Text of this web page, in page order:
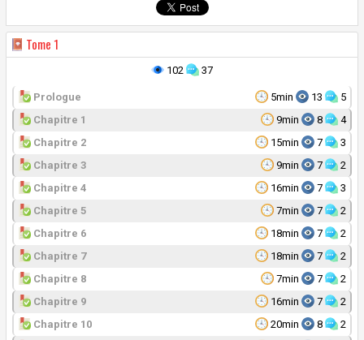
Tome 1
102 37
5min 13 5
Prologue
9min
8 4
Chapitre 1
15min
7 3
Chapitre 2
9min
7 2
Chapitre 3
16min
7 3
Chapitre 4
7min
7 2
Chapitre 5
18min
7 2
Chapitre 6
18min
7 2
Chapitre 7
7min
7 2
Chapitre 8
16min
7 2
Chapitre 9
20min
8 2
Chapitre 10